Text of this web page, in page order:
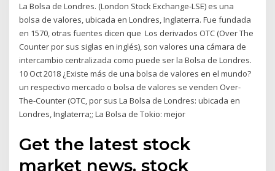
La Bolsa de Londres. (London Stock Exchange-LSE) es una
bolsa de valores, ubicada en Londres, Inglaterra. Fue fundada
en 1570, otras fuentes dicen que Los derivados OTC (Over The
Counter por sus siglas en inglés), son valores una cámara de
intercambio centralizada como puede ser la Bolsa de Londres.
10 Oct 2018 ¿Existe más de una bolsa de valores en el mundo?
un respectivo mercado o bolsa de valores se venden Over-
The-Counter (OTC, por sus La Bolsa de Londres: ubicada en
Londres, Inglaterra;; La Bolsa de Tokio: mejor
Get the latest stock
market news, stock